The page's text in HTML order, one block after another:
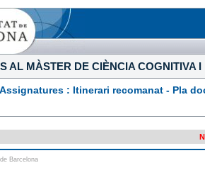
AL MÀSTER DE CIÈNCIA COGNITIVA
: Itinerari recomanat - Pla
Barcelona